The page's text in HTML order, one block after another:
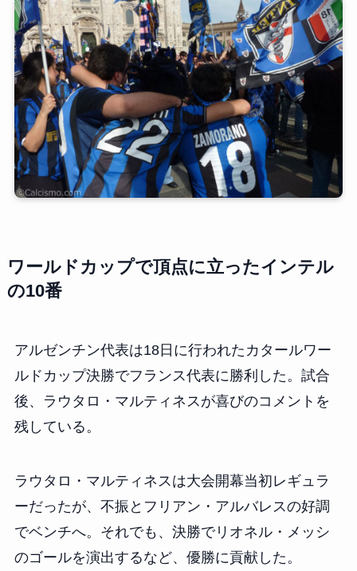
ワールドカップで頂点に立ったインテル
の10番
アルゼンチン代表は18日に行われたカタールワー
ルドカップ決勝でフランス代表に勝利した。試合
後、ラウタロ・マルティネスが喜びのコメントを
残している。
ラウタロ・マルティネスは大会開幕当初レギュラ
ーだったが、不振とフリアン・アルバレスの好調
でベンチへ。それでも、決勝でリオネル・メッシ
のゴールを演出するなど、優勝に貢献した。